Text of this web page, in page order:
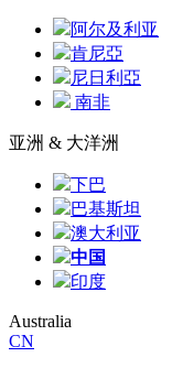
阿尔及利亚
肯尼亞
尼日利亞
南非
亚洲 & 大洋洲
下巴
巴基斯坦
澳大利亚
中国
印度
Australia
CN